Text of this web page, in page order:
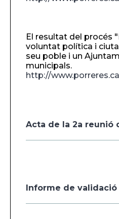
El resultat del procés
voluntat política i
seu poble i un
municipals.
http://
Acta de la 2a reunió
Informe de validació